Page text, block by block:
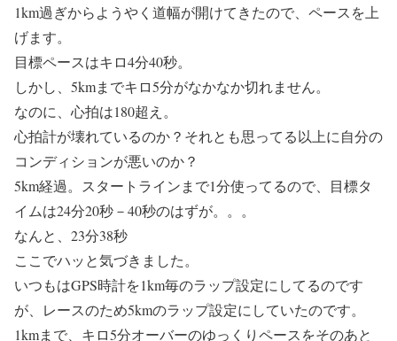
1km過ぎからようやく道幅が開けてきたので、ペースを上
げます。
目標ペースはキロ4分40秒。
しかし、5kmまでキロ5分がなかなか切れません。
なのに、心拍は180超え。
心拍計が壊れているのか？それとも思ってる以上に自分の
コンディションが悪いのか？
5km経過。スタートラインまで1分使ってるので、目標タ
イムは24分20秒－40秒のはずが。。。
なんと、 23分38秒
ここでハッと気づきました。
いつもはGPS時計を1km毎のラップ設定にしてるのです
が、レースのため5kmのラップ設定にしていたのです。
1kmまで、キロ5分オーバーのゆっくりペースをそのあと